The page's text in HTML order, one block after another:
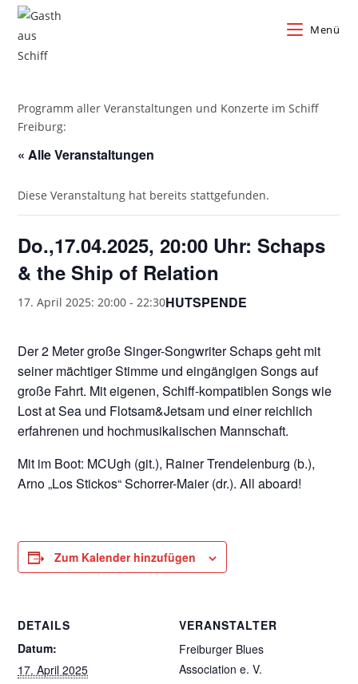
Zum
springen
Menü
Programm aller Veranstaltungen und Konzerte im Schiff
Freiburg:
« Alle Veranstaltungen
Diese Veranstaltung hat bereits stattgefunden.
Do.,17.04.2025, 20:00 Uhr: Schaps
& the Ship of Relation
17. April 2025: 20:00 -22:30HUTSPENDE
Der 2 Meter große Singer-Songwriter Schaps geht mit
seiner mächtiger Stimme und eingängigen Songs auf
große Fahrt. Mit eigenen, Schiff-kompatiblen Songs wie
Lost at Sea und Flotsam&Jetsam und einer reichlich
erfahrenen und hochmusikalischen Mannschaft.
Mit im Boot: MCUgh (git.), Rainer Trendelenburg (b.),
Arno „Los Stickos“ Schorrer-Maier (dr.). All aboard!
Zum Kalender hinzufügen
DETAILS
Datum:
17. April 2025
VERANSTALTER
Freiburger Blues
Association e. V.